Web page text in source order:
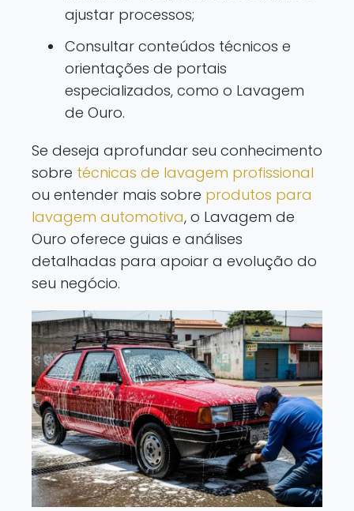
ajustar processos;
Consultar conteúdos técnicos e
orientações de portais
especializados, como o Lavagem
de Ouro.
Se deseja aprofundar seu conhecimento
sobre técnicas de lavagem profissional
ou entender mais sobre produtos para
lavagem automotiva, o Lavagem de
Ouro oferece guias e análises
detalhadas para apoiar a evolução do
seu negócio.